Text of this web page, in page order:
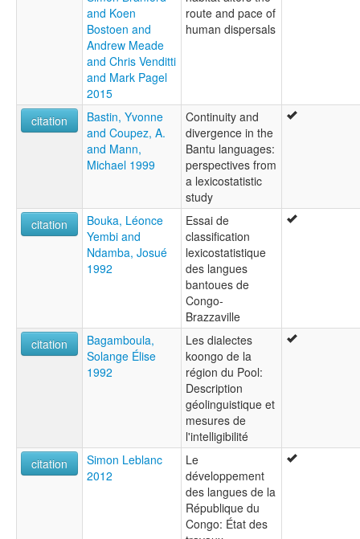
and Koen
Bostoen and
Andrew Meade
and Chris Venditti
and Mark Pagel
2015
route and pace of
human dispersals
citation
Bastin, Yvonne
and Coupez, A.
and Mann,
Michael 1999
Continuity and
divergence in the
Bantu languages:
perspectives from
a lexicostatistic
study
citation
Bouka, Léonce
Yembi and
Ndamba, Josué
1992
Essai de
classification
lexicostatistique
des langues
bantoues de
Congo-
Brazzaville
citation
Bagamboula,
Solange Élise
1992
Les dialectes
koongo de la
région du Pool:
Description
géolinguistique et
mesures de
l'intelligibilité
citation
Simon Leblanc
2012
Le
développement
des langues de la
République du
Congo: État des